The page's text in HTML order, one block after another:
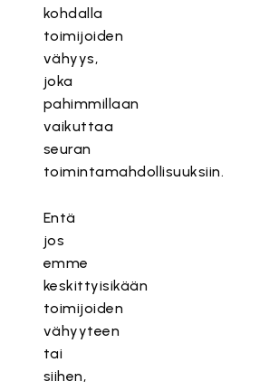
kohdalla
toimijoiden
vähyys,
joka
pahimmillaan
vaikuttaa
seuran
toimintamahdollisuuksiin.
Entä
jos
emme
keskittyisikään
toimijoiden
vähyyteen
tai
siihen,